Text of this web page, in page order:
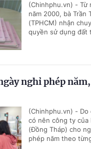
(Chinhphu.vn) - Từ
năm 2000, bà Trần
(TPHCM) nhận
quyền sử dụng đất
nghỉ phép năm,
(Chinhphu.vn) - Do
có nên công ty của
(Đồng Tháp) cho
phép năm theo